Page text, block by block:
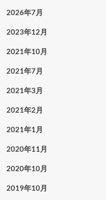
2026年7月
2023年12月
2021年10月
2021年7月
2021年3月
2021年2月
2021年1月
2020年11月
2020年10月
2019年10月